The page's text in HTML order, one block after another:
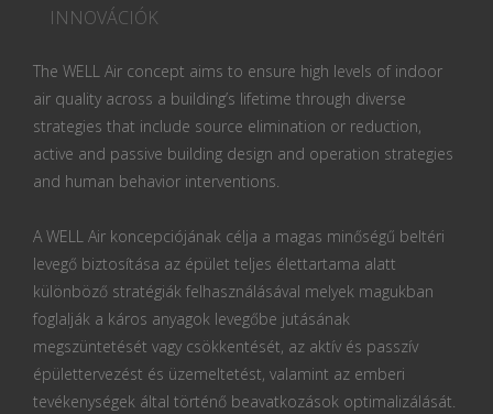
INNOVÁCIÓK
The WELL Air concept aims to ensure high levels of indoor
air quality across a building’s lifetime through diverse
strategies that include source elimination or reduction,
active and passive building design and operation strategies
and human behavior interventions.
A WELL Air koncepciójának célja a magas minőségű beltéri
levegő biztosítása az épület teljes élettartama alatt
különböző stratégiák felhasználásával melyek magukban
foglalják a káros anyagok levegőbe jutásának
megszüntetését vagy csökkentését, az aktív és passzív
épülettervezést és üzemeltetést, valamint az emberi
tevékenységek által történő beavatkozások optimalizálását.